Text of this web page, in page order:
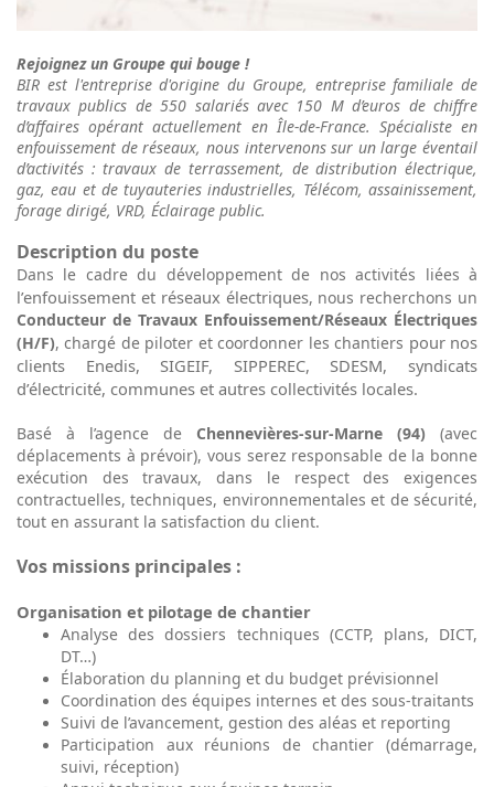
Rejoignez un Groupe qui bouge !
BIR est l'entreprise d'origine du Groupe, entreprise familiale de
travaux publics de 550 salariés avec 150 M d’euros de chiffre
d’affaires opérant actuellement en Île-de-France. Spécialiste en
enfouissement de réseaux, nous intervenons sur un large éventail
d’activités : travaux de terrassement, de distribution électrique,
gaz, eau et de tuyauteries industrielles, Télécom, assainissement,
forage dirigé, VRD, Éclairage public.
Description du poste
Dans le cadre du développement de nos activités liées à
l’enfouissement et réseaux électriques, nous recherchons un
Conducteur de Travaux Enfouissement/Réseaux Électriques
(H/F), chargé de piloter et coordonner les chantiers pour nos
clients Enedis, SIGEIF, SIPPEREC, SDESM, syndicats
d’électricité, communes et autres collectivités locales.
Basé à l’agence de Chennevières-sur-Marne (94) (avec
déplacements à prévoir), vous serez responsable de la bonne
exécution des travaux, dans le respect des exigences
contractuelles, techniques, environnementales et de sécurité,
tout en assurant la satisfaction du client.
Vos missions principales :
Organisation et pilotage de chantier
Analyse des dossiers techniques (CCTP, plans, DICT,
DT…)
Élaboration du planning et du budget prévisionnel
Coordination des équipes internes et des sous-traitants
Suivi de l’avancement, gestion des aléas et reporting
Participation aux réunions de chantier (démarrage,
suivi, réception)